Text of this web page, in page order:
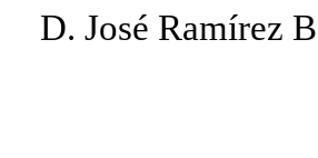
D. José Ramírez